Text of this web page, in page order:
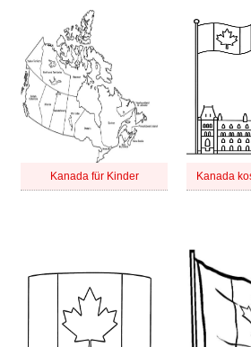
Kanada für Kinder Kanada